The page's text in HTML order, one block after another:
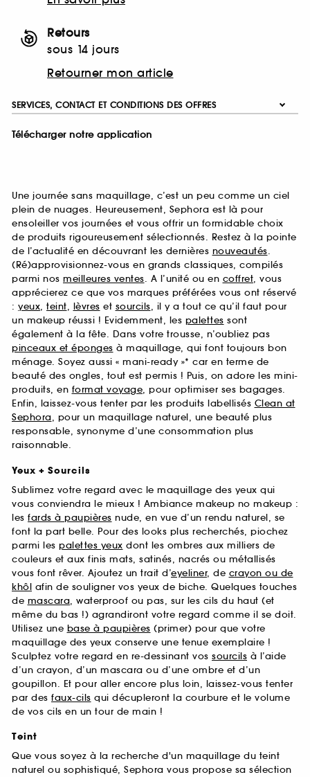
Retours
sous 14 jours
Retourner mon article
SERVICES, CONTACT ET CONDITIONS DES OFFRES
Télécharger notre application
Une journée sans maquillage, c’est un peu comme un ciel
plein de nuages. Heureusement, Sephora est là pour
ensoleiller vos journées et vous offrir un formidable choix
de produits rigoureusement sélectionnés. Restez à la pointe
de l’actualité en découvrant les dernières nouveautés.
(Ré)approvisionnez-vous en grands classiques, compilés
parmi nos meilleures ventes. A l’unité ou en coffret, vous
apprécierez ce que vos marques préférées vous ont réservé
: yeux, teint, lèvres et sourcils, il y a tout ce qu’il faut pour
un makeup réussi ! Evidemment, les palettes sont
également à la fête. Dans votre trousse, n’oubliez pas
pinceaux et éponges à maquillage, qui font toujours bon
ménage. Soyez aussi « mani-ready »* car en terme de
beauté des ongles, tout est permis ! Puis, on adore les mini-
produits, en format voyage, pour optimiser ses bagages.
Enfin, laissez-vous tenter par les produits labellisés Clean at
Sephora, pour un maquillage naturel, une beauté plus
responsable, synonyme d’une consommation plus
raisonnable.
Yeux + Sourcils
Sublimez votre regard avec le maquillage des yeux qui
vous conviendra le mieux ! Ambiance makeup no makeup :
les fards à paupières nude, en vue d’un rendu naturel, se
font la part belle. Pour des looks plus recherchés, piochez
parmi les palettes yeux dont les ombres aux milliers de
couleurs et aux finis mats, satinés, nacrés ou métallisés
vous font rêver. Ajoutez un trait d’eyeliner, de crayon ou de
khôl afin de souligner vos yeux de biche. Quelques touches
de mascara, waterproof ou pas, sur les cils du haut (et
même du bas !) agrandiront votre regard comme il se doit.
Utilisez une base à paupières (primer) pour que votre
maquillage des yeux conserve une tenue exemplaire !
Sculptez votre regard en re-dessinant vos sourcils à l’aide
d’un crayon, d’un mascara ou d’une ombre et d’un
goupillon. Et pour aller encore plus loin, laissez-vous tenter
par des faux-cils qui décupleront la courbure et le volume
de vos cils en un tour de main !
Teint
Que vous soyez à la recherche d'un maquillage du teint
naturel ou sophistiqué, Sephora vous propose sa sélection